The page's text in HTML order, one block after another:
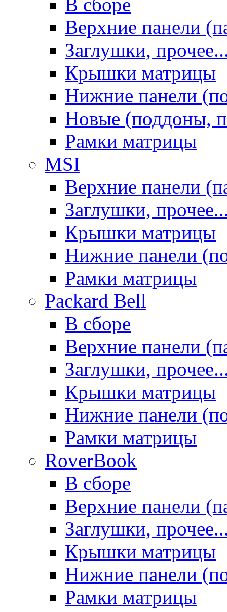
Верхние панели
Заглушки,
Крышки матрицы
Нижние панели
Новые (поддоны,
Рамки матрицы
MSI
Верхние панели
Заглушки,
Крышки матрицы
Нижние панели
Рамки матрицы
Packard Bell
В сборе
Верхние панели
Заглушки,
Крышки матрицы
Нижние панели
Рамки матрицы
RoverBook
В сборе
Верхние панели
Заглушки,
Крышки матрицы
Нижние панели
Рамки матрицы